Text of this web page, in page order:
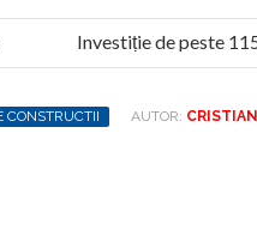
Investiție de peste
CONSTRUCTII AUTOR: